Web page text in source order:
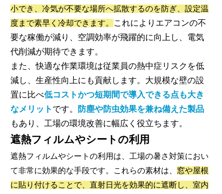
小でき、冷気が不要な場所へ拡散するのを防ぎ、設定温
度まで素早く冷却できます。
これによりエアコンの不
要な稼働が減り、空調効率が飛躍的に向上し、電気
代削減が期待できます。
また、快適な作業環境は従業員の熱中症リスクを低
減し、生産性向上にも貢献します。大規模な壁の設
置に比べ低コストかつ短期間で導入できる点も大き
なメリット です。
防塵や防虫効果を兼ね備えた製品
もあり、工場の環境改善に幅広く役立ちます。
遮熱フィルムやシートの利用
遮熱フィルムやシートの利用は、工場の暑さ対策におい
て非常に効果的な手段です。これらの素材は、 窓や屋根
に貼り付けることで、直射日光を効果的に遮断し、室内